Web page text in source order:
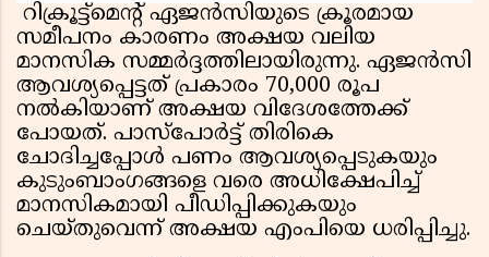
റിക്രൂട്ട്‌മെന്റ് ഏജൻസിയുടെ ക്രൂരമായ
സമീപനം കാരണം അക്ഷയ വലിയ
മാനസിക സമ്മർദ്ദത്തിലായിരുന്നു. ഏജൻസി
ആവശ്യപ്പെട്ടത് പ്രകാരം 70,000 രൂപ
നൽകിയാണ് അക്ഷയ വിദേശത്തേക്ക്
പോയത്. പാസ്‌പോർട്ട് തിരികെ
ചോദിച്ചപ്പോൾ പണം ആവശ്യപ്പെടുകയും
കുടുംബാംഗങ്ങളെ വരെ അധിക്ഷേപിച്ച്
മാനസികമായി പീഡിപ്പിക്കുകയും
ചെയ്തുവെന്ന് അക്ഷയ എംപിയെ ധരിപ്പിച്ചു.